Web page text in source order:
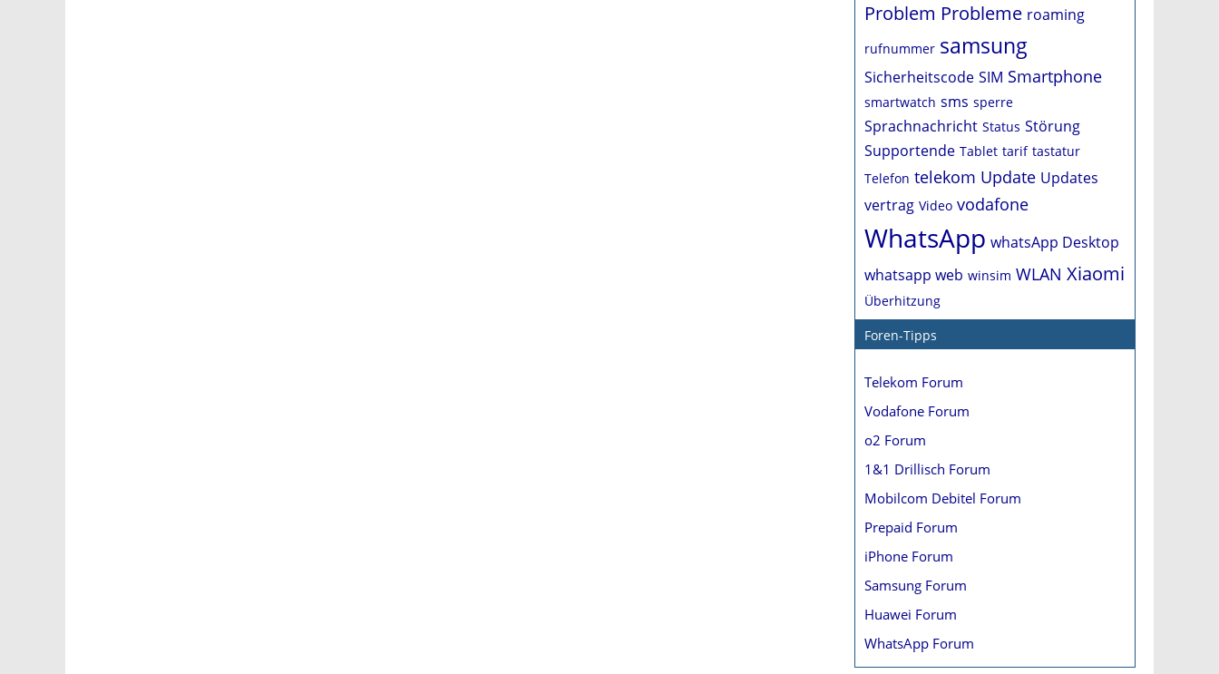
Problem Probleme roaming
rufnummer samsung
Sicherheitscode SIM Smartphone
smartwatch sms sperre
Sprachnachricht Status Störung
Supportende Tablet tarif tastatur
Telefon telekom Update Updates
vertrag Video vodafone
WhatsApp whatsApp Desktop
whatsapp web winsim WLAN Xiaomi
Überhitzung
Foren-Tipps
Telekom Forum
Vodafone Forum
o2 Forum
1&1 Drillisch Forum
Mobilcom Debitel Forum
Prepaid Forum
iPhone Forum
Samsung Forum
Huawei Forum
WhatsApp Forum